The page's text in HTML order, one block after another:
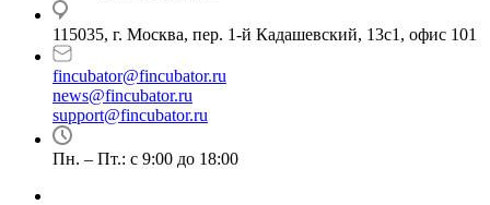
115035, г. Москва, пер. 1-й Кадашевский, 13с1, офис 101
fincubator@fincubator.ru
news@fincubator.ru
support@fincubator.ru
Пн. – Пт.: с 9:00 до 18:00